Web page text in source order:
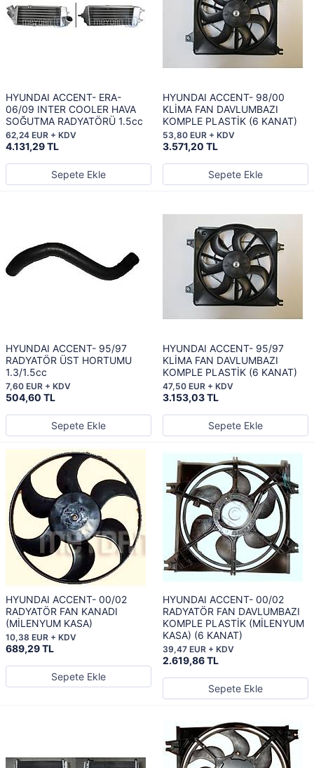
HYUNDAI ACCENT- ERA-
06/09 INTER COOLER HAVA
SOĞUTMA RADYATÖRÜ 1.5cc
4.131,29 TL
62,24 EUR + KDV
Sepete Ekle
HYUNDAI ACCENT- 98/00
KLİMA FAN DAVLUMBAZI
KOMPLE PLASTİK (6 KANAT)
3.571,20 TL
53,80 EUR + KDV
Sepete Ekle
HYUNDAI ACCENT- 95/97
RADYATÖR ÜST HORTUMU
1.3/1.5cc
504,60 TL
7,60 EUR + KDV
Sepete Ekle
HYUNDAI ACCENT- 95/97
KLİMA FAN DAVLUMBAZI
KOMPLE PLASTİK (6 KANAT)
3.153,03 TL
47,50 EUR + KDV
Sepete Ekle
HYUNDAI ACCENT- 00/02
RADYATÖR FAN KANADI
(MİLENYUM KASA)
689,29 TL
10,38 EUR + KDV
Sepete Ekle
HYUNDAI ACCENT- 00/02
RADYATÖR FAN DAVLUMBAZI
KOMPLE PLASTİK (MİLENYUM
KASA) (6 KANAT)
2.619,86 TL
39,47 EUR + KDV
Sepete Ekle